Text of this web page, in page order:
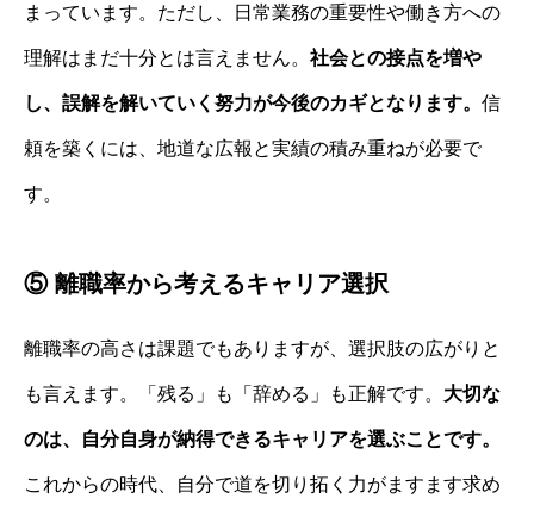
まっています。ただし、日常業務の重要性や働き方への
理解はまだ十分とは言えません。 社会との接点を増や
し、誤解を解いていく努力が今後のカギとなります。 信
頼を築くには、地道な広報と実績の積み重ねが必要で
す。
⑤ 離職率から考えるキャリア選択
離職率の高さは課題でもありますが、選択肢の広がりと
も言えます。「残る」も「辞める」も正解です。 大切な
のは、自分自身が納得できるキャリアを選ぶことです。
これからの時代、自分で道を切り拓く力がますます求め